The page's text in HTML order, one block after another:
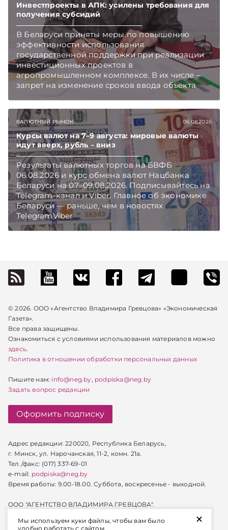
Инвестпроекты в АПК: усилены требования для
получения субсидий
В Беларуси приняты меры по повышению
эффективности использования
государственной поддержки при реализации
инвестиционных проектов в
агропромышленном комплексе. В их числе –
запрет на изменение сроков ввода объекта
инвестиций в эксплуатацию и его выхода на
Telegram‑канал и Viber. Главное об экономике
Беларуси — раньше, чем в новостях
TelegramViber
ВАЛЮТНЫЙ РЫНОК 06.08.2026
Курсы валют на 7–9 августа: мировые валюты
идут вверх, рубль – вниз
Результаты валютных торгов на БВФБ
06.08.2026 и курс обмена валют Нацбанка
Беларуси на 07–09.08.2026. Подписывайтесь на
Telegram‑канал и Viber. Главное об экономике
Беларуси — раньше, чем в новостях
TelegramViber
© 2026. ООО «Агентство Владимира Гревцова» «Экономическая
Газета».
Все права защищены.
Ознакомиться с условиями использования материалов можно
здесь.
Политика в отношении обработки персональных данных
Пишите нам: info@neg.by, podpiska@neg.by
Задать вопрос редакции
Оформить подписку
Адрес редакции: 220020, Республика Беларусь,
г. Минск, ул. Нарочанская, 11-2, комн. 21а.
Тел./факс: (017) 337-69-01
e-mail: podpiska@neg.by
Время работы: 9.00-18.00. Суббота, воскресенье - выходной.
ООО "АГЕНТСТВО ВЛАДИМИРА ГРЕВЦОВА".
+
Мы используем куки файлы, чтобы вам было
удобно работать с сайтом.